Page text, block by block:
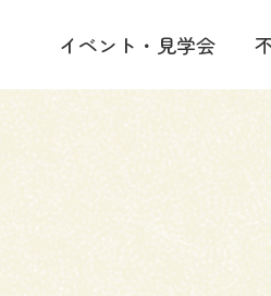
イベント・見学会